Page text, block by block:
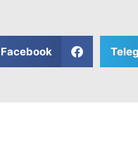
Facebook